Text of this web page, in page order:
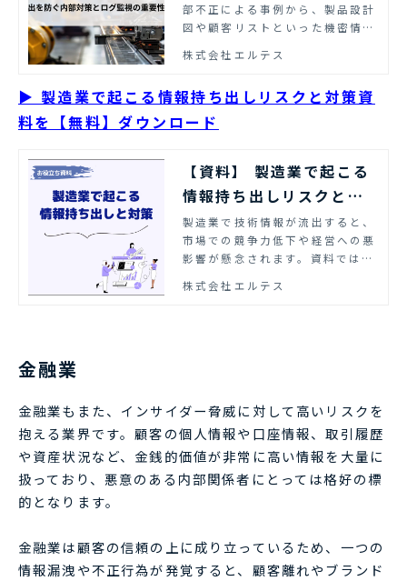
性を解説
部不正による事例から、製品設計
図や顧客リストといった機密情報
ます。
株式会社エルテス
▶ 製造業で起こる情報持ち出しリスクと対策資
料を【無料】ダウンロード
【資料】 製造業で起こる
情報持ち出しリスクと対
策｜エルテス
製造業で技術情報が流出すると、
市場での競争力低下や経営への悪
影響が懸念されます。資料では、
向けに、製造業で起こる情報持ち
株式会社エルテス
金融業
金融業もまた、インサイダー脅威に対して高いリスクを
抱える業界です。顧客の個人情報や口座情報、取引履歴
や資産状況など、金銭的価値が非常に高い情報を大量に
扱っており、悪意のある内部関係者にとっては格好の標
的となります。
金融業は顧客の信頼の上に成り立っているため、一つの
情報漏洩や不正行為が発覚すると、顧客離れやブランド